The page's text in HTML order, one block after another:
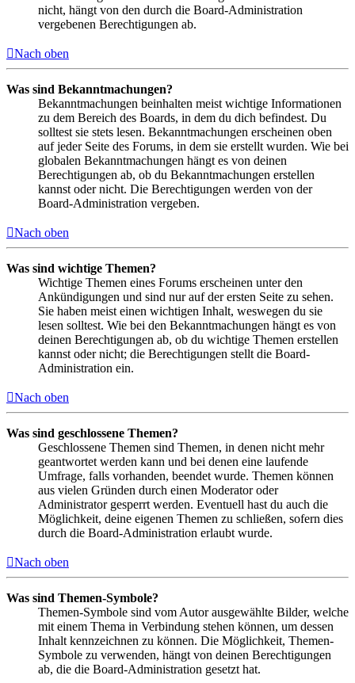
nicht, hängt von den durch die Board-Administration
vergebenen Berechtigungen ab.
Nach oben
Was sind Bekanntmachungen?
Bekanntmachungen beinhalten meist wichtige Informationen
zu dem Bereich des Boards, in dem du dich befindest. Du
solltest sie stets lesen. Bekanntmachungen erscheinen oben
auf jeder Seite des Forums, in dem sie erstellt wurden. Wie bei
globalen Bekanntmachungen hängt es von deinen
Berechtigungen ab, ob du Bekanntmachungen erstellen
kannst oder nicht. Die Berechtigungen werden von der
Board-Administration vergeben.
Nach oben
Was sind wichtige Themen?
Wichtige Themen eines Forums erscheinen unter den
Ankündigungen und sind nur auf der ersten Seite zu sehen.
Sie haben meist einen wichtigen Inhalt, weswegen du sie
lesen solltest. Wie bei den Bekanntmachungen hängt es von
deinen Berechtigungen ab, ob du wichtige Themen erstellen
kannst oder nicht; die Berechtigungen stellt die Board-
Administration ein.
Nach oben
Was sind geschlossene Themen?
Geschlossene Themen sind Themen, in denen nicht mehr
geantwortet werden kann und bei denen eine laufende
Umfrage, falls vorhanden, beendet wurde. Themen können
aus vielen Gründen durch einen Moderator oder
Administrator gesperrt werden. Eventuell hast du auch die
Möglichkeit, deine eigenen Themen zu schließen, sofern dies
durch die Board-Administration erlaubt wurde.
Nach oben
Was sind Themen-Symbole?
Themen-Symbole sind vom Autor ausgewählte Bilder, welche
mit einem Thema in Verbindung stehen können, um dessen
Inhalt kennzeichnen zu können. Die Möglichkeit, Themen-
Symbole zu verwenden, hängt von deinen Berechtigungen
ab, die die Board-Administration gesetzt hat.